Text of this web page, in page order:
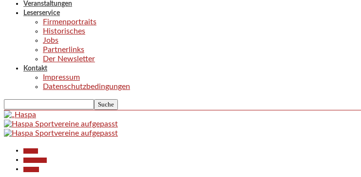
Veranstaltungen
Leserservice
Firmenportraits
Historisches
Jobs
Partnerlinks
Der Newsletter
Kontakt
Impressum
Datenschutzbedingungen